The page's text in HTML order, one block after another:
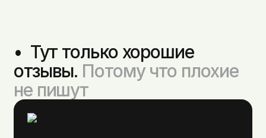
•  Тут только хорошие
отзывы. Потому что плохие
не пишут